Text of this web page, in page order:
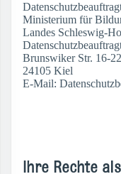
Ministerium für
Landes Schleswig-
Brunswiker Str. 16-22
24105 Kiel
E-Mail:
Ihre Rechte